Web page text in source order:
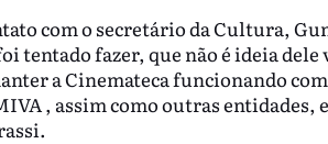
com o secretário da Cultura,
tentado fazer, que não é ideia
a Cinemateca funcionando
, assim como outras entidades,